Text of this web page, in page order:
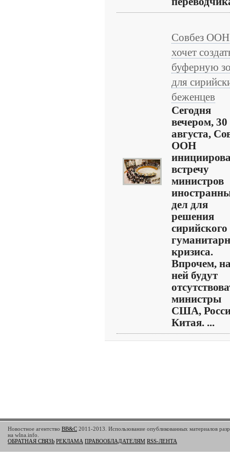
Совбез ООН
хочет
буферную
для
беженцев
Сегодня
вечером, 30
августа,
ООН
встречу
министров
дел для
решения
сирийского
кризиса.
Впрочем,
ней будут
министры
США,
Китая. ...
Новостное агентство BB&C 2011-2013. Использование опубликованных материалов
на wlna.info.
ОБРАТНАЯ СВЯЗЬ РЕКЛАМА ПРАВООБЛАДАТЕЛЯМ RSS-ЛЕНТА